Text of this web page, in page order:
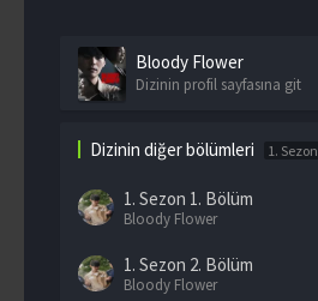
Bloody Flower
Dizinin profil sayfasına git
Dizinin diğer bölümleri 1. Sezon
1. Sezon 1. Bölüm
Bloody Flower
1. Sezon 2. Bölüm
Bloody Flower